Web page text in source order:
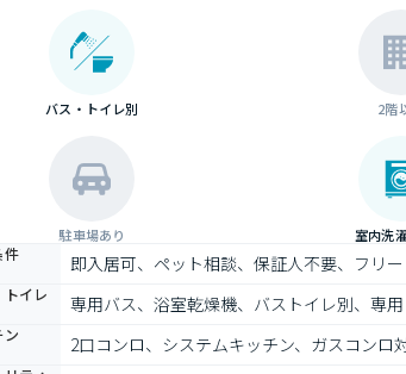
バス・トイレ別 2階
駐車場あり 室内洗
件 即入居可、ペット相談、保証人不要、フリ
トイレ 専用バス、浴室乾燥機、バストイレ別、専
ン 2口コンロ、システムキッチン、ガスコンロ